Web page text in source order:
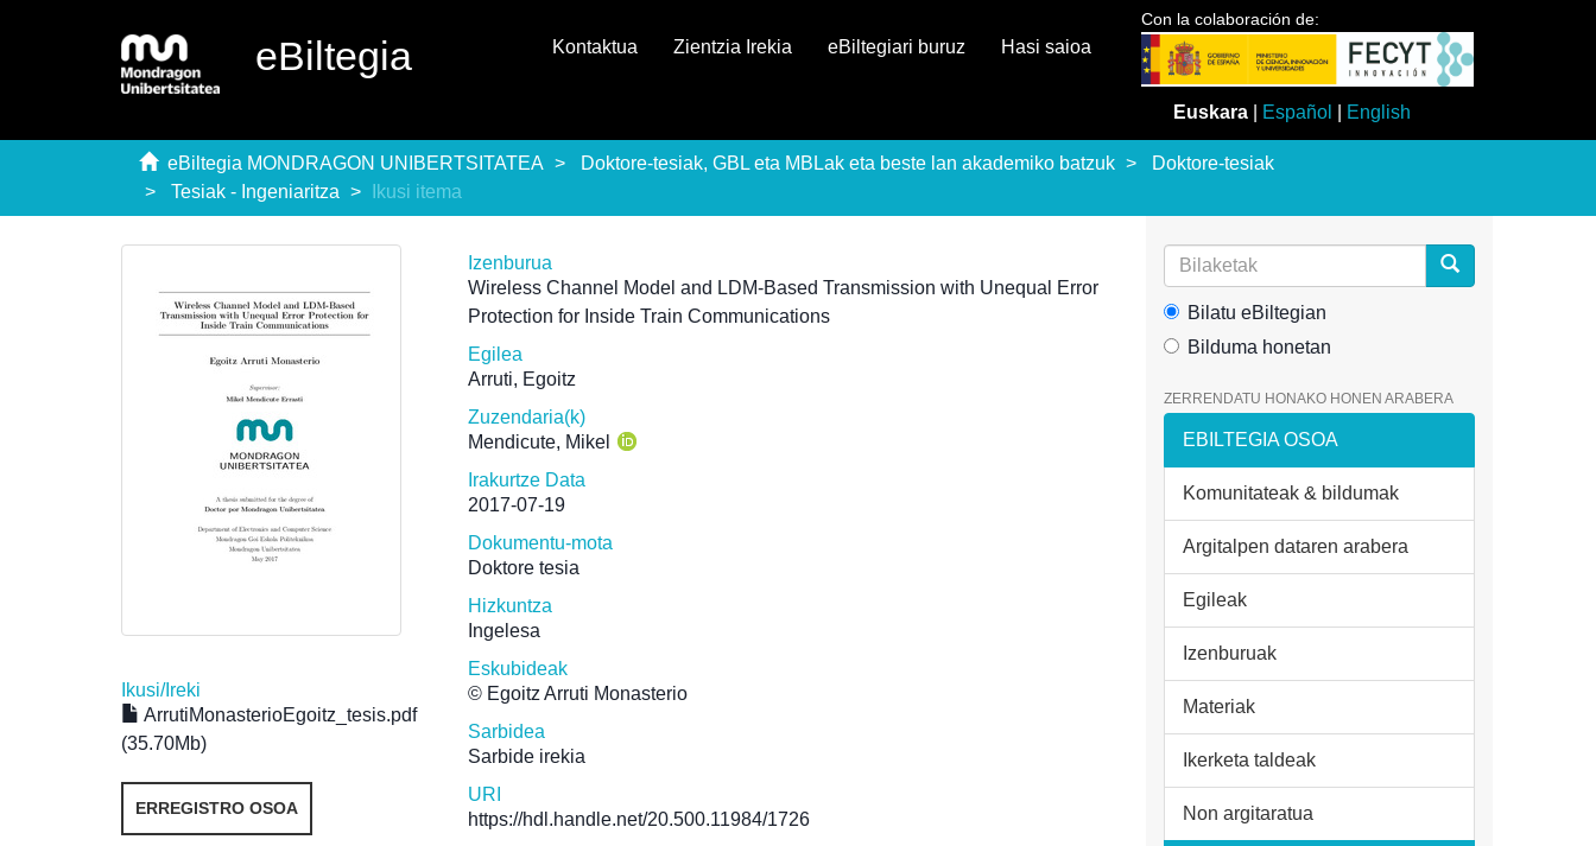
eBiltegia
Con la colaboración de:
Euskara Español English
Kontaktua Zientzia Irekia eBiltegiari buruz Hasi saioa
eBiltegia MONDRAGON UNIBERTSITATEA Doktore-tesiak, GBL eta MBLak eta beste lan akademiko batzuk
Doktore-tesiak
Tesiak - Ingeniaritza
Ikusi itema
Ikusi/Ireki
ArrutiMonasterioEgoitz_tesis.pdf
(35.70Mb)
ERREGISTRO OSOA
Izenburua
Wireless Channel Model and LDM-Based Transmission with Unequal Error
Protection for Inside Train Communications
Egilea
Arruti, Egoitz
Zuzendaria(k)
Mendicute, Mikel
Irakurtze Data
2017-07-19
Dokumentu-mota
Doktore tesia
Hizkuntza
Ingelesa
Eskubideak
© Egoitz Arruti Monasterio
Sarbidea
Sarbide irekia
URI
https://hdl.handle.net/20.500.11984/1726
Bilatu eBiltegian
Bilduma honetan
ZERRENDATU HONAKO HONEN ARABERA
EBILTEGIA OSOA
Komunitateak & bildumak
Argitalpen dataren arabera
Egileak
Izenburuak
Materiak
Ikerketa taldeak
Non argitaratua